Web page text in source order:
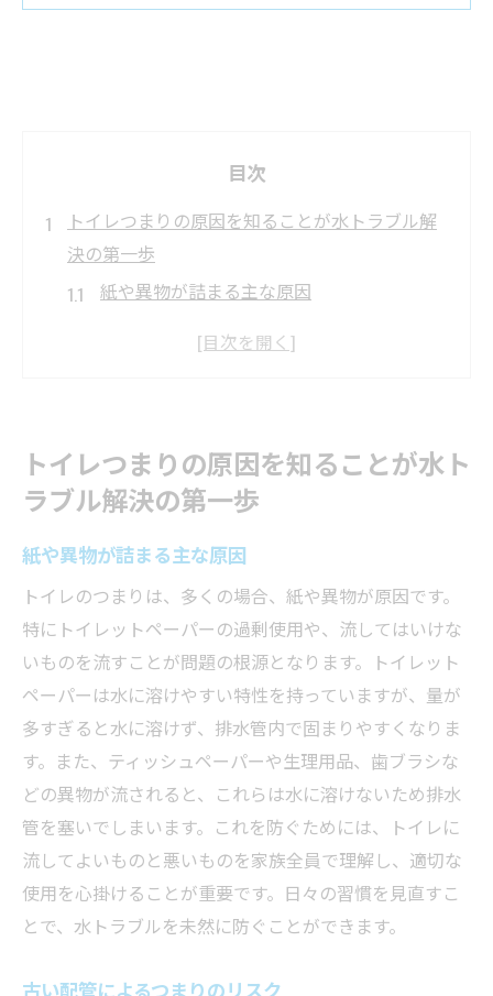
目次
トイレつまりの原因を知ることが水トラブル解
決の第一歩
紙や異物が詰まる主な原因
トイレットペーパーの選び方
水トラブルを未然に防ぐ！トイレのつまりを予
防する方法
適切な量のトイレットペーパーの使用
定期的なトイレの清掃の重要性
水流を確認する簡単な方法
配管の定期点検の必要性
環境に優しい製品の選び方
異物を流さないための家庭内ルール
プロが教えるトイレの水トラブル解消術
ラバーカップの正しい使い方
排水口クリーナーの効果的な使用法
専門家に頼るべきサイン
トイレつまりの原因を知ることが水ト
ラブル解決の第一歩
紙や異物が詰まる主な原因
トイレのつまりは、多くの場合、紙や異物が原因です。
特にトイレットペーパーの過剰使用や、流してはいけな
いものを流すことが問題の根源となります。トイレット
ペーパーは水に溶けやすい特性を持っていますが、量が
多すぎると水に溶けず、排水管内で固まりやすくなりま
す。また、ティッシュペーパーや生理用品、歯ブラシな
どの異物が流されると、これらは水に溶けないため排水
管を塞いでしまいます。これを防ぐためには、トイレに
流してよいものと悪いものを家族全員で理解し、適切な
使用を心掛けることが重要です。日々の習慣を見直すこ
とで、水トラブルを未然に防ぐことができます。
古い配管によるつまりのリスク